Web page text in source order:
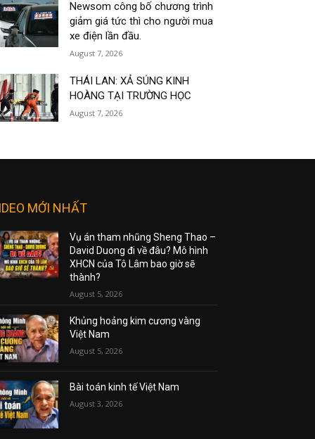
Newsom công bố chương trình
giảm giá tức thì cho người mua
xe điện lần đầu.
August 7, 2026
THÁI LAN: XẢ SÚNG KINH
HOÀNG TẠI TRƯỜNG HỌC
August 7, 2026
MỚI NHẤT
Vụ án tham nhũng Sheng Thao –
David Duong đi về đâu? Mô hình
XHCN của Tô Lâm bao giờ sẽ
thành?
August 5, 2026
Khủng hoảng kim cương vàng
Việt Nam
August 5, 2026
Bài toán kinh tế Việt Nam
August 3, 2026